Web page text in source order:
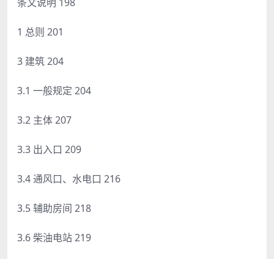
1 总则 201
3 建筑 204
3.1 一般规定 204
3.2 主体 207
3.3 出入口 209
3.4 通风口、水电口 216
3.5 辅助房间 218
3.6 柴油电站 219